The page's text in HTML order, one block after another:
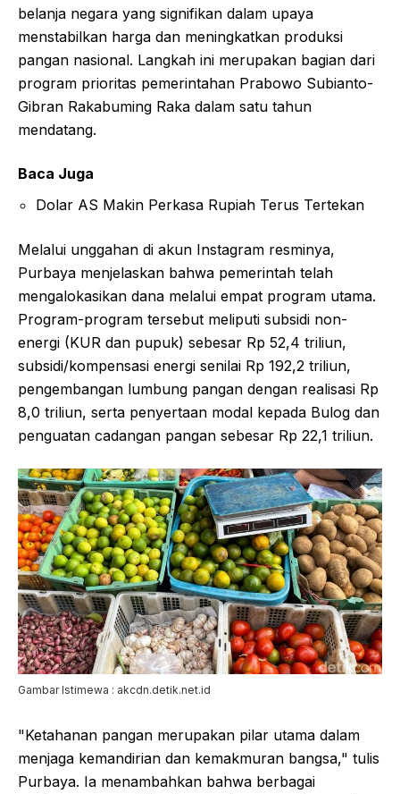
belanja negara yang signifikan dalam upaya
menstabilkan harga dan meningkatkan produksi
pangan nasional. Langkah ini merupakan bagian dari
program prioritas pemerintahan Prabowo Subianto-
Gibran Rakabuming Raka dalam satu tahun
mendatang.
Baca Juga
Dolar AS Makin Perkasa Rupiah Terus Tertekan
Melalui unggahan di akun Instagram resminya,
Purbaya menjelaskan bahwa pemerintah telah
mengalokasikan dana melalui empat program utama.
Program-program tersebut meliputi subsidi non-
energi (KUR dan pupuk) sebesar Rp 52,4 triliun,
subsidi/kompensasi energi senilai Rp 192,2 triliun,
pengembangan lumbung pangan dengan realisasi Rp
8,0 triliun, serta penyertaan modal kepada Bulog dan
penguatan cadangan pangan sebesar Rp 22,1 triliun.
Gambar Istimewa : akcdn.detik.net.id
"Ketahanan pangan merupakan pilar utama dalam
menjaga kemandirian dan kemakmuran bangsa," tulis
Purbaya. Ia menambahkan bahwa berbagai